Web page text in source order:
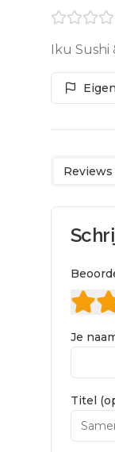
Iku Sushi
Reviews
Je
Titel